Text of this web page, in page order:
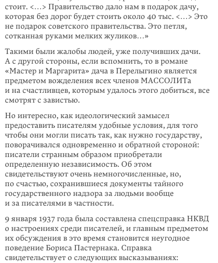
стоит. <…> Правительство дало нам в подарок дачу,
которая без дорог будет стоить около 40 тыс. <…> Это
не подарок совет­ского правительства. Это петля,
сотканная руками мелких жуликов…»
Такими были жалобы людей, уже получивших дачи.
А с другой стороны, если вспомнить, то в романе
«Мастер и Маргарита» дача в Перелыгино является
предметом вожделения всех членов МАССОЛИТа
и на счастливцев, которым удалось этого добиться, все
смотрят с завистью.
Но интересно, как идеологический замысел
предоставить писателям удобные условия, для того
чтобы они могли писать так, как нужно государству,
пово­рачивался одновременно и обратной стороной:
писатели странным образом приобретали
определенную независимость. Об этом
свидетельствуют очень немногочисленные, но,
по счастью, сохранившиеся документы тайного
государственного надзора за людьми вообще
и за писателями в частности.
9 января 1937 года была составлена спецсправка НКВД
о настроениях среди писателей, и главным предметом
их обсуждения в это время становится неугодное
поведение Бориса Пастернака. Справка
свидетельствует о следую­щих высказываниях: